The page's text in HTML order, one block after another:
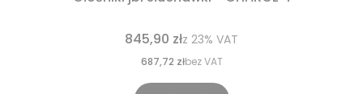
845,90 złz 23% VAT
687,72 złbez VAT